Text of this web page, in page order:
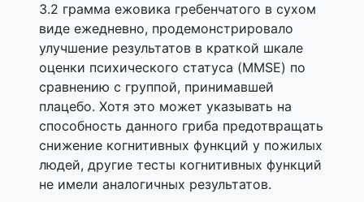
3.2 грамма ежовика гребенчатого в сухом
виде ежедневно, продемонстрировало
улучшение результатов в краткой шкале
оценки психического статуса (MMSE) по
сравнению с группой, принимавшей
плацебо. Хотя это может указывать на
способность данного гриба предотвращать
снижение когнитивных функций у пожилых
людей, другие тесты когнитивных функций
не имели аналогичных результатов.